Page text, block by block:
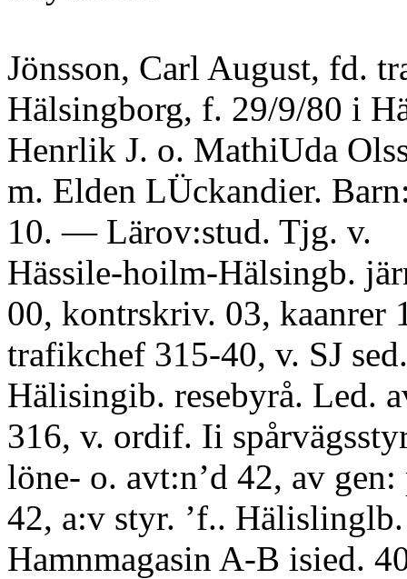
Jönsson, Carl August, fd.
Hälsingborg, f. 29/9/80 i
Henrlik J. o. MathiUda
m. Elden LÜckandier.
10. — Lärov:stud. Tjg. v.
Hässile-hoilm-Hälsingb.
00, kontrskriv. 03, kaanrer
trafikchef 315-40, v. SJ
Hälisingib. resebyrå. Led.
316, v. ordif. Ii
löne- o. avt:n’d 42, av
42, a:v styr. ’f.. Hälislinglb.
Hamnmagasin A-B isied.